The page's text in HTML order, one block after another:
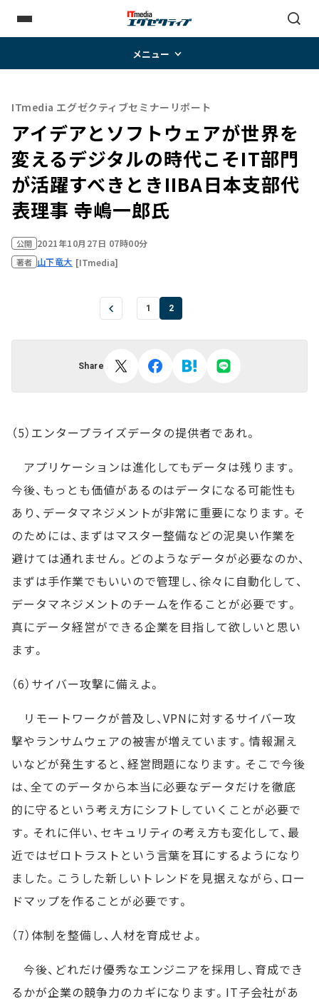
メニュー
ITmedia エグゼクティブセミナーリポート
アイデアとソフトウェアが世界を
変えるデジタルの時代こそIT部門
が活躍すべきとき――IIBA日本支部代
表理事 寺嶋一郎氏
公開 2021年10月27日 07時00分
著者 山下竜大 [ITmedia]
1 2
Share
（5）エンタープライズデータの提供者であれ。
アプリケーションは進化してもデータは残ります。
今後、もっとも価値があるのはデータになる可能性も
あり、データマネジメントが非常に重要になります。そ
のためには、まずはマスター整備などの泥臭い作業を
避けては通れません。どのようなデータが必要なのか、
まずは手作業でもいいので管理し、徐々に自動化して、
データマネジメントのチームを作ることが必要です。
真にデータ経営ができる企業を目指して欲しいと思い
ます。
（6）サイバー攻撃に備えよ。
リモートワークが普及し、VPNに対するサイバー攻
撃やランサムウェアの被害が増えています。情報漏え
いなどが発生すると、経営問題になります。そこで今後
は、全てのデータから本当に必要なデータだけを徹底
的に守るという考え方にシフトしていくことが必要で
す。それに伴い、セキュリティの考え方も変化して、最
近ではゼロトラストという言葉を耳にするようになり
ました。こうした新しいトレンドを見据えながら、ロー
ドマップを作ることが必要です。
（7）体制を整備し、人材を育成せよ。
今後、どれだけ優秀なエンジニアを採用し、育成でき
るかが企業の競争力のカギになります。IT子会社があ